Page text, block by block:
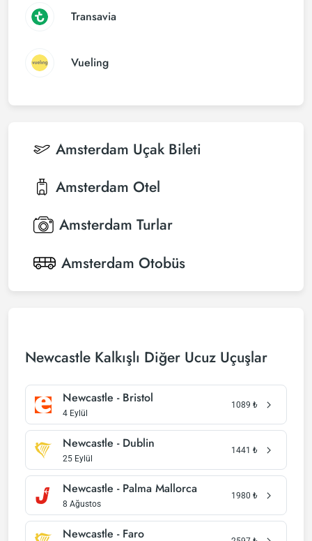
Transavia
Vueling
Amsterdam Uçak Bileti
Amsterdam Otel
Amsterdam Turlar
Amsterdam Otobüs
Newcastle Kalkışlı Diğer Ucuz Uçuşlar
Newcastle - Bristol
4 Eylül
1089 ₺
Newcastle - Dublin
25 Eylül
1441 ₺
Newcastle - Palma Mallorca
8 Ağustos
1980 ₺
Newcastle - Faro